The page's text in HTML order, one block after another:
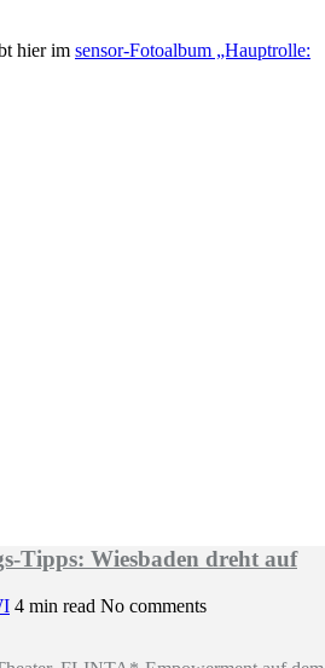
hier im sensor-Fotoalbum „Hauptrolle:
Tipps: Wiesbaden dreht auf
4 min read No comments